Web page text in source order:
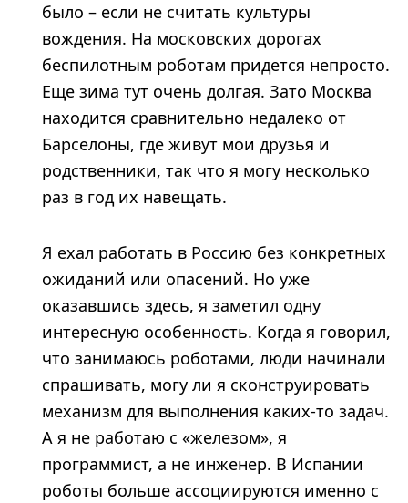
было – если не считать культуры
вождения. На московских дорогах
беспилотным роботам придется непросто.
Еще зима тут очень долгая. Зато Москва
находится сравнительно недалеко от
Барселоны, где живут мои друзья и
родственники, так что я могу несколько
раз в год их навещать.
Я ехал работать в Россию без конкретных
ожиданий или опасений. Но уже
оказавшись здесь, я заметил одну
интересную особенность. Когда я говорил,
что занимаюсь роботами, люди начинали
спрашивать, могу ли я сконструировать
механизм для выполнения каких-то задач.
А я не работаю с «железом», я
программист, а не инженер. В Испании
роботы больше ассоциируются именно с